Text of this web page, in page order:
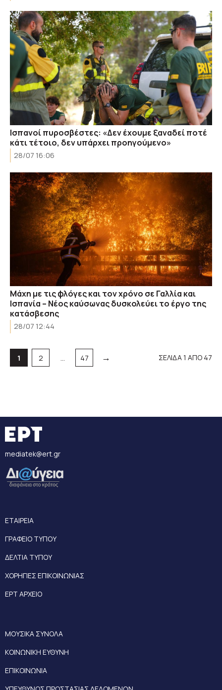
Ισπανοί πυροσβέστες: «Δεν έχουμε ξαναδεί ποτέ
κάτι τέτοιο, δεν υπάρχει προηγούμενο»
28/07 16:06
Μάχη με τις φλόγες και τον χρόνο σε Γαλλία και
Ισπανία – Νέος καύσωνας δυσκολεύει το έργο της
κατάσβεσης
28/07 12:44
Σελίδα
1 Σελίδα
2 … Σελίδα
47 → ΣΕΛΙΔΑ 1 ΑΠΟ 47
mediatek@ert.gr
ΕΤΑΙΡΕΙΑ
ΓΡΑΦΕΙΟ ΤΥΠΟΥ
ΔΕΛΤΙΑ ΤΥΠΟΥ
ΧΟΡΗΓΙΕΣ ΕΠΙΚΟΙΝΩΝΙΑΣ
ΕΡΤ ΑΡΧΕΙΟ
ΜΟΥΣΙΚΑ ΣΥΝΟΛΑ
ΚΟΙΝΩΝΙΚΗ ΕΥΘΥΝΗ
ΕΠΙΚΟΙΝΩΝΙΑ